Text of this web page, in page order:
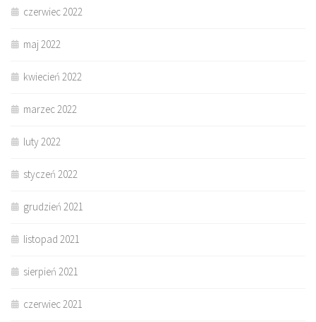
czerwiec 2022
maj 2022
kwiecień 2022
marzec 2022
luty 2022
styczeń 2022
grudzień 2021
listopad 2021
sierpień 2021
czerwiec 2021